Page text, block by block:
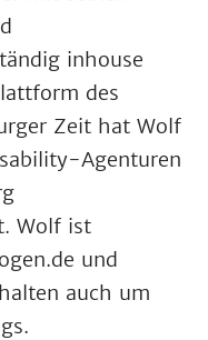
inhouse
des
Zeit hat Wolf
Agenturen
Wolf ist
und
auch um